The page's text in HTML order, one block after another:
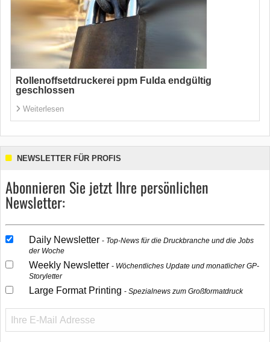
Rollenoffsetdruckerei ppm Fulda endgültig
geschlossen
Weiterlesen
NEWSLETTER FÜR PROFIS
Abonnieren Sie jetzt Ihre persönlichen
Newsletter:
Daily Newsletter
Top-News für die Druckbranche und die Jobs
der Woche
Weekly Newsletter
Wöchentliches Update und monatlicher GP-
Storyletter
Large Format Printing Spezialnews zum Großformatdruck